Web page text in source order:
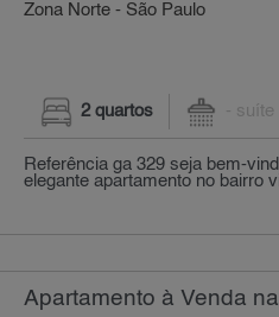
Zona Norte - São Paulo
2 quartos - suíte
Referência ga 329 seja bem-
elegante apartamento no bairro
Apartamento à Venda